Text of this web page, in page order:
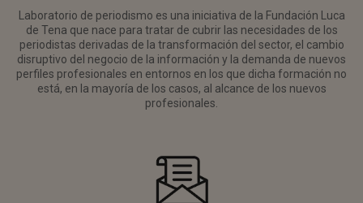
Laboratorio de periodismo es una iniciativa de la Fundación Luca
de Tena que nace para tratar de cubrir las necesidades de los
periodistas derivadas de la transformación del sector, el cambio
disruptivo del negocio de la información y la demanda de nuevos
perfiles profesionales en entornos en los que dicha formación no
está, en la mayoría de los casos, al alcance de los nuevos
profesionales.